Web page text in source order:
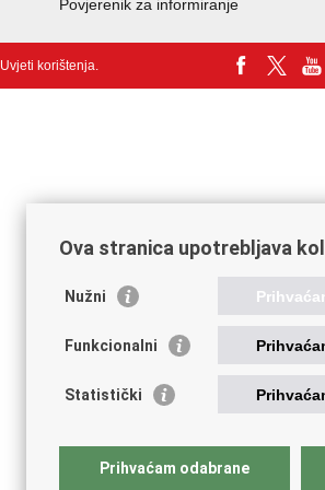
Povjerenik za informiranje
Uvjeti korištenja.
Ova stranica upotrebljava
Nužni
Funkcionalni
Statistički
Prihvaćam odabrane